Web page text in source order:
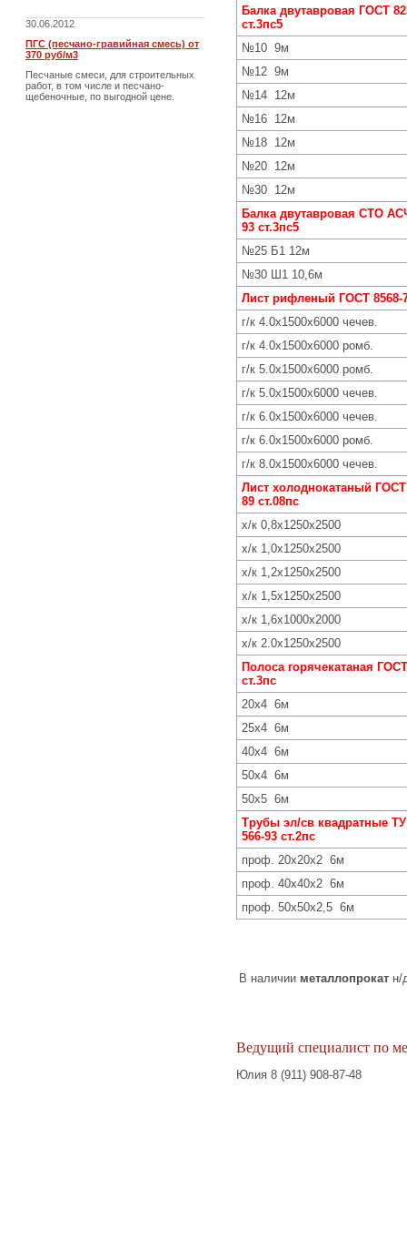
30.06.2012
ПГС (песчано-гравийная смесь) от
370 руб/м3
Песчаные смеси, для строительных
работ, в том числе и песчано-
щебеночные, по выгодной цене.
Балка двутавровая ГОСТ
ст.3пс5
№10 9м
№12 9м
№14 12м
№16 12м
№18 12м
№20 12м
№30 12м
Балка двутавровая СТО
93 ст.3пс5
№25 Б1 12м
№30 Ш1 10,6м
Лист рифленый ГОСТ 8568-
г/к 4.0х1500х6000 чечев.
г/к 4.0х1500х6000 ромб.
г/к 5.0х1500х6000 ромб.
г/к 5.0х1500х6000 чечев.
г/к 6.0х1500х6000 чечев.
г/к 6.0х1500х6000 ромб.
г/к 8.0х1500х6000 чечев.
Лист холоднокатаный ГОСТ
89 ст.08пс
х/к 0,8х1250х2500
х/к 1,0х1250х2500
х/к 1,2х1250х2500
х/к 1,5х1250х2500
х/к 1,6х1000х2000
х/к 2.0х1250х2500
Полоса горячекатаная
ст.3пс
20х4 6м
25х4 6м
40х4 6м
50х4 6м
50х5 6м
Трубы эл/св квадратные ТУ
566-93 ст.2пс
проф. 20х20х2 6м
проф. 40х40х2 6м
проф. 50х50х2,5 6м
В наличии металлопрокат н/
Ведущий специалист по
Юлия 8 (911) 908-87-48